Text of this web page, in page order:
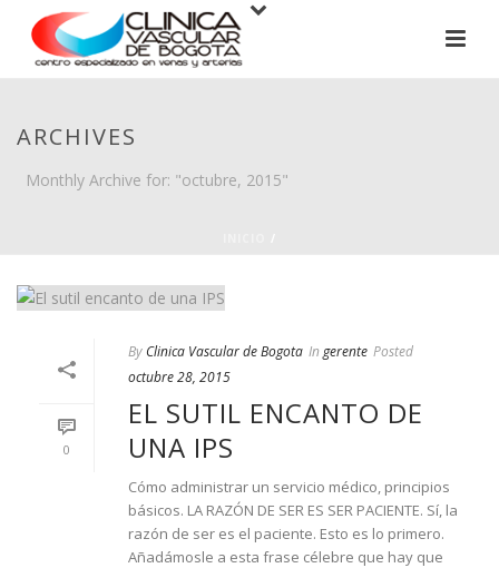
ARCHIVES
Monthly Archive for: "octubre, 2015"
0
By Clinica Vascular de Bogota In gerente Posted
octubre 28, 2015
EL SUTIL ENCANTO DE
UNA IPS
Cómo administrar un servicio médico, principios
básicos. LA RAZÓN DE SER ES SER PACIENTE. Sí, la
razón de ser es el paciente. Esto es lo primero.
Añadámosle a esta frase célebre que hay que